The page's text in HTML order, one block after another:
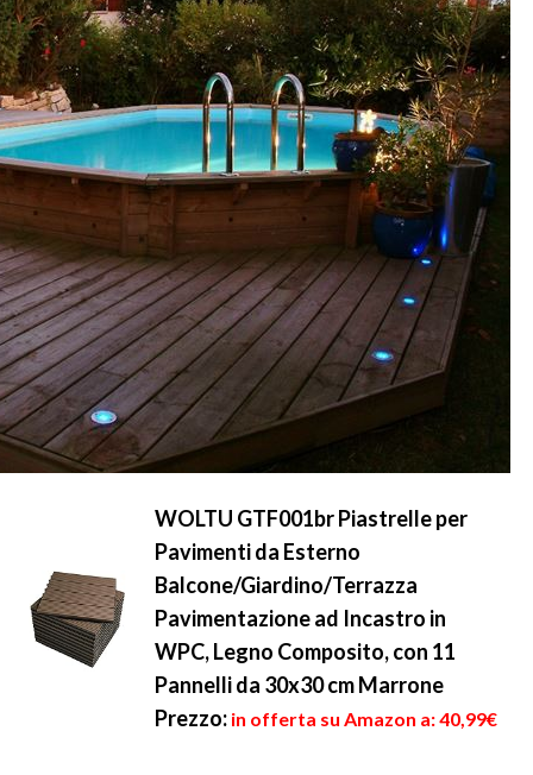
WOLTU GTF001br Piastrelle per
Pavimenti da Esterno
Balcone/Giardino/Terrazza
Pavimentazione ad Incastro in
WPC, Legno Composito, con 11
Pannelli da 30x30 cm Marrone
Prezzo: in offerta su Amazon a: 40,99€